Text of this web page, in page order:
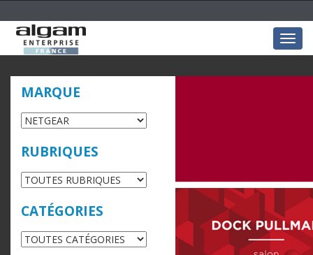
MARQUE
RUBRIQUES
CATÉGORIES